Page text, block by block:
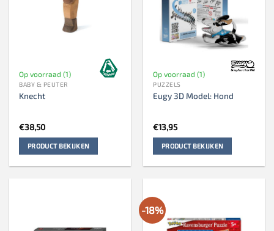
Op voorraad (1)
BABY & PEUTER
Knecht
€38,50
PRODUCT BEKIJKEN
Op voorraad (1)
PUZZELS
Eugy 3D Model: Hond
€13,95
PRODUCT BEKIJKEN
-18%